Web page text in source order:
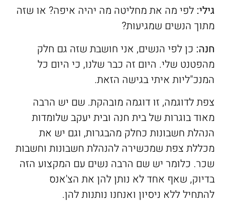
גילי: לפי מה את מחליטה מה יהיה איפה? או שזה
מתוך הנשים שמגיעות?
חנה: כן לפי הנשים, אני חושבת שזה גם חלק
מהפטנט שלי. היום זה כבר שלנו, כי היום כל
המנכ"ליות איתי בגישה הזאת.
צפת לדוגמה, זו דוגמה מובהקת. שם יש הרבה
מאוד בוגרות של בית חנה ובית יעקב שלומדות
הנהלת חשבונות כחלק מהבגרות, וגם יש את
מכללת צפת שמכשירה להנהלת חשבונות וחשבות
שכר. כלומר יש שם הרבה נשים עם המקצוע הזה
בדיוק, שאף אחד לא נותן להן את הצ'אנס
להתחיל ללא ניסיון ואנחנו נותנות להן.